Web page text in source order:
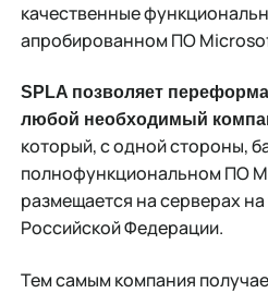
качественные
апробированном ПО
SPLAпозволяет
любой необходимый
который, с одной стороны,
полнофункциональном ПО
размещается на серверах
Российской Федерации.
Тем самым компания